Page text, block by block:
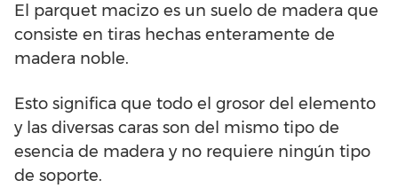
El parquet macizo es un suelo de madera que
consiste en tiras hechas enteramente de
madera noble.
Esto significa que todo el grosor del elemento
y las diversas caras son del mismo tipo de
esencia de madera y no requiere ningún tipo
de soporte.